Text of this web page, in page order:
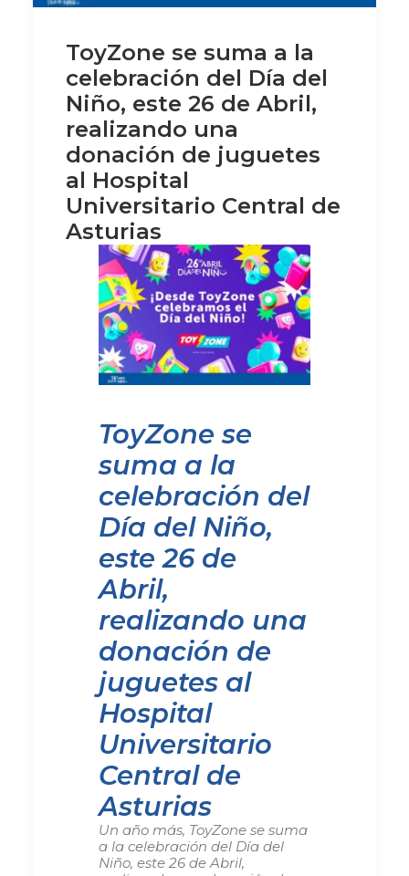
ToyZone se suma a la
celebración del Día del
Niño, este 26 de Abril,
realizando una
donación de juguetes
al Hospital
Universitario Central de
Asturias
ToyZone se
suma a la
celebración del
Día del Niño,
este 26 de
Abril,
realizando una
donación de
juguetes al
Hospital
Universitario
Central de
Asturias
Un año más, ToyZone se suma
a la celebración del Día del
Niño, este 26 de Abril,